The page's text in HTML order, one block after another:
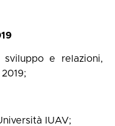
e relazioni,
IUAV;